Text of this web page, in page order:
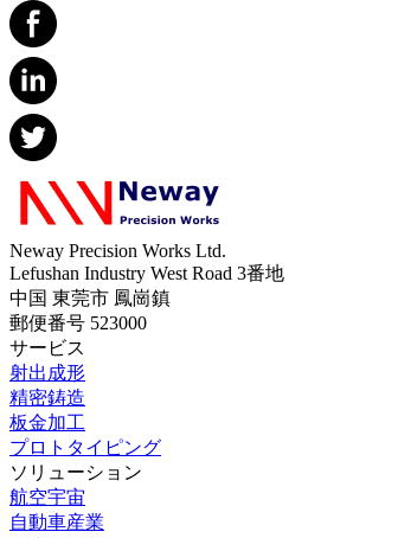
Neway Precision Works Ltd.
Lefushan Industry West Road 3番地
中国 東莞市 鳳崗鎮
郵便番号 523000
サービス
射出成形
精密鋳造
板金加工
プロトタイピング
ソリューション
航空宇宙
自動車産業